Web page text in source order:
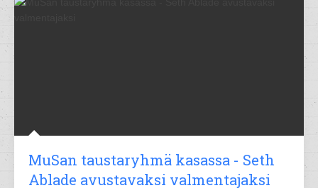
MuSan taustaryhmä kasassa - Seth
Ablade avustavaksi valmentajaksi